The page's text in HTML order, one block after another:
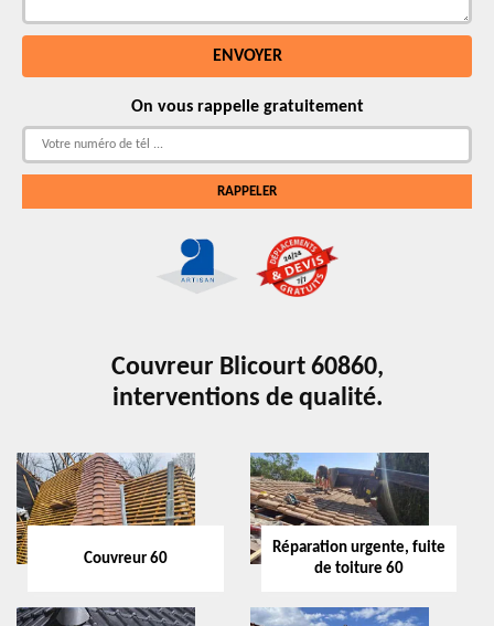
On vous rappelle gratuitement
Couvreur Blicourt 60860,
interventions de qualité.
Couvreur 60
Réparation urgente, fuite
de toiture 60